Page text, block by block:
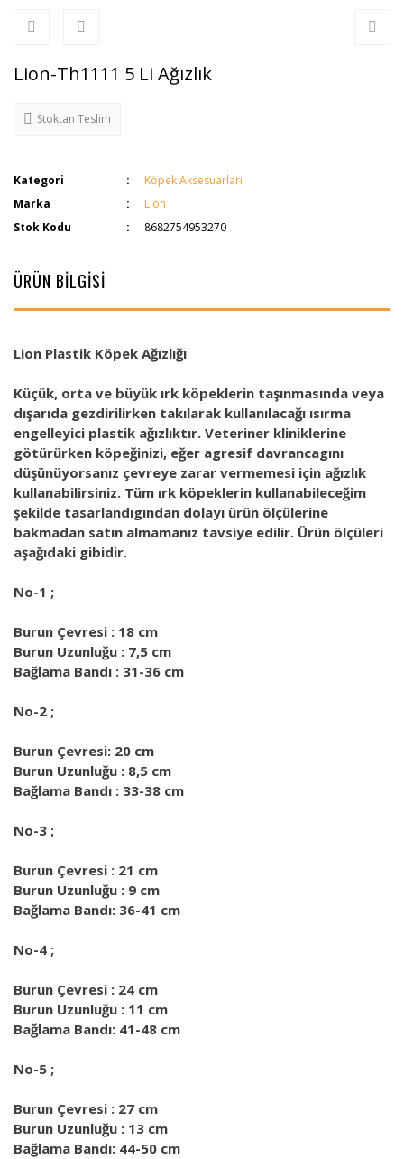
Lion-Th1111 5 Li Ağızlık
Stoktan Teslim
Kategori
Köpek Aksesuarları
Marka
Lion
Stok Kodu
8682754953270
ÜRÜN BİLGİSİ
Lion Plastik Köpek Ağızlığı
Küçük, orta ve büyük ırk köpeklerin taşınmasında veya
dışarıda gezdirilirken takılarak kullanılacağı ısırma
engelleyici plastik ağızlıktır. Veteriner kliniklerine
götürürken köpeğinizi, eğer agresif davrancagını
düşünüyorsanız çevreye zarar vermemesi için ağızlık
kullanabilirsiniz. Tüm ırk köpeklerin kullanabileceğim
şekilde tasarlandıgından dolayı ürün ölçülerine
bakmadan satın almamanız tavsiye edilir. Ürün ölçüleri
aşağıdaki gibidir.
No-1 ;
Burun Çevresi : 18 cm
Burun Uzunluğu : 7,5 cm
Bağlama Bandı : 31-36 cm
No-2 ;
Burun Çevresi: 20 cm
Burun Uzunluğu : 8,5 cm
Bağlama Bandı : 33-38 cm
No-3 ;
Burun Çevresi : 21 cm
Burun Uzunluğu : 9 cm
Bağlama Bandı: 36-41 cm
No-4 ;
Burun Çevresi : 24 cm
Burun Uzunluğu : 11 cm
Bağlama Bandı: 41-48 cm
No-5 ;
Burun Çevresi : 27 cm
Burun Uzunluğu : 13 cm
Bağlama Bandı: 44-50 cm